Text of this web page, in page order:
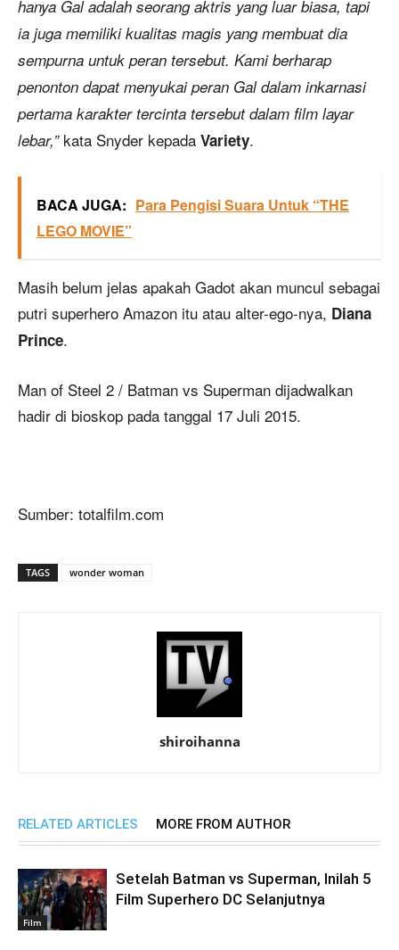
hanya Gal adalah seorang aktris yang luar biasa, tapi
ia juga memiliki kualitas magis yang membuat dia
sempurna untuk peran tersebut. Kami berharap
penonton dapat menyukai peran Gal dalam inkarnasi
pertama karakter tercinta tersebut dalam film layar
lebar,”kata Snyder kepada Variety.
BACA JUGA: Para Pengisi Suara Untuk “THE
LEGO MOVIE”
Masih belum jelas apakah Gadot akan muncul sebagai
putri superhero Amazon itu atau alter-ego-nya, Diana
Prince.
Man of Steel 2 / Batman vs Superman dijadwalkan
hadir di bioskop pada tanggal 17 Juli 2015.
Sumber: totalfilm.com
TAGS wonder woman
shiroihanna
RELATED ARTICLES MORE FROM AUTHOR
Film
Setelah Batman vs Superman, Inilah 5
Film Superhero DC Selanjutnya